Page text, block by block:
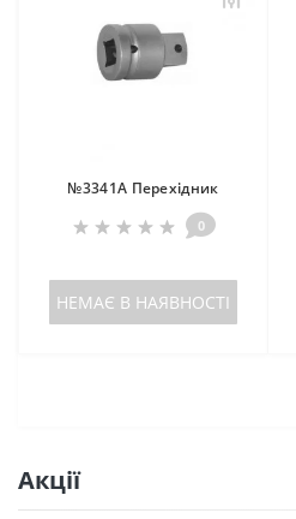
№3341A Перехідник
0
НЕМАЄ В НАЯВНОСТІ
Акції